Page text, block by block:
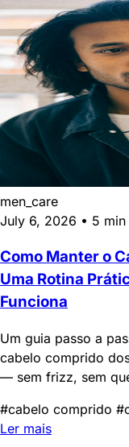
men_care
July 6, 2026 • 5 min
Como Manter o
Uma Rotina
Funciona
Um guia passo a
cabelo comprido
— sem frizz, sem
#cabelo comprido
Ler mais